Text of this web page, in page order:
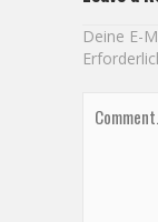
Deine E-